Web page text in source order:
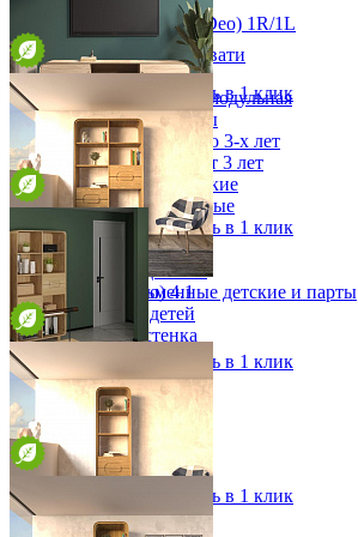
Детская
Двухъярусные кровати
Декор в детскую
Детская Вилия-М модульная
Детские гарнитуры
Детские кровати до 3-х лет
Детские кровати от 3 лет
Комоды классические
Комоды пеленальные
Кровати домики
Полки детские
Стеллажи детские
Столы письменные детские и парты
Тумбы для детей
Шведская стенка
Ящики и короба
Шкаф с витриной Дэо (Deo) 1R/1L
от 118 173 ₽
55х198х45 см
В корзину
Быстро купить в 1 клик
Тумба под ТВ Дэо (Deo)
от 71 460 ₽
180х47х40 см
В корзину
Быстро купить в 1 клик
Стеллаж Дэо (Deo) 4.1
от 154 027 ₽
100х198х45 см
В корзину
Быстро купить в 1 клик
Стеллаж Дэо (Deo) 4
от 165 506 ₽
100х198х45 см
В корзину
Быстро купить в 1 клик